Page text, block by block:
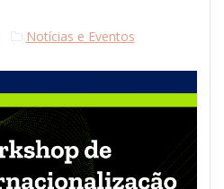
Notícias e Eventos